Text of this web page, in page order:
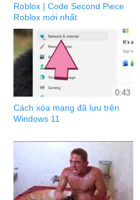
Roblox | Code Second Piece
Roblox mới nhất
0:43
Cách xóa mạng đã lưu trên
Windows 11